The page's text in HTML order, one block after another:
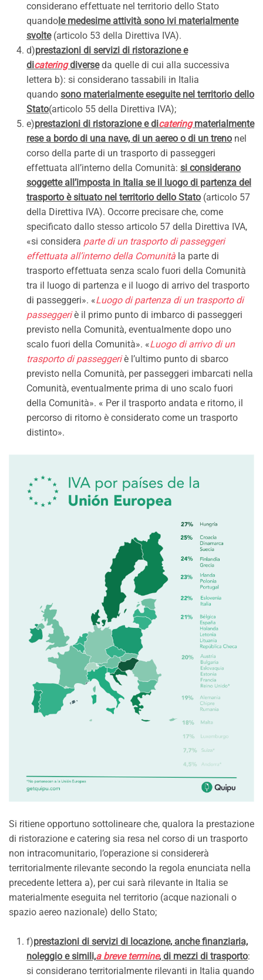
considerano effettuate nel territorio dello Stato
quandole medesime attività sono ivi materialmente
svolte(articolo 53 della Direttiva IVA).
d)prestazioni di servizi di ristorazione e
dicateringdiverseda quelle di cui alla successiva
lettera b): si considerano tassabili in Italia
quando sono materialmente eseguite nel territorio dello
Stato(articolo 55 della Direttiva IVA);
e)prestazioni di ristorazione e dicateringmaterialmente
rese a bordo di una nave, di un aereo o di un treno nel
corso della parte di un trasporto di passeggeri
effettuata all’interno della Comunità: si considerano
soggette all’imposta in Italia se il luogo di partenza del
trasporto è situato nel territorio dello Stato (articolo 57
della Direttiva IVA). Occorre precisare che, come
specificato dallo stesso articolo 57 della Direttiva IVA,
«si considera parte di un trasporto di passeggeri
effettuata all’interno della Comunità la parte di
trasporto effettuata senza scalo fuori della Comunità
tra il luogo di partenza e il luogo di arrivo del trasporto
di passeggeri». «Luogo di partenza di un trasporto di
passeggeriè il primo punto di imbarco di passeggeri
previsto nella Comunità, eventualmente dopo uno
scalo fuori della Comunità». «Luogo di arrivo di un
trasporto di passeggeriè l’ultimo punto di sbarco
previsto nella Comunità, per passeggeri imbarcati nella
Comunità, eventualmente prima di uno scalo fuori
della Comunità». « Per il trasporto andata e ritorno, il
percorso di ritorno è considerato come un trasporto
distinto».
Si ritiene opportuno sottolineare che, qualora la prestazione
di ristorazione e catering sia resa nel corso di un trasporto
non intracomunitario, l’operazione si considererà
territorialmente rilevante secondo la regola enunciata nella
precedente lettera a), per cui sarà rilevante in Italia se
materialmente eseguita nel territorio (acque nazionali o
spazio aereo nazionale) dello Stato;
f)prestazioni di servizi di locazione, anche finanziaria,
noleggio e simili,a breve termine, di mezzi di trasporto:
si considerano territorialmente rilevanti in Italia quando